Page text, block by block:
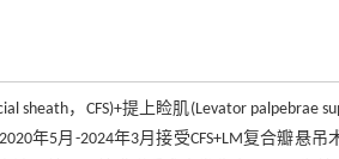
sheath，CFS)+提上睑肌(Levator
年5月-2024年3月接受CFS+LM复合瓣悬